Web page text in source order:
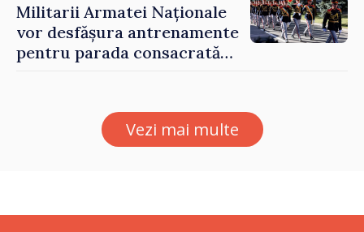
Militarii Armatei Naționale
vor desfășura antrenamente
pentru parada consacrată
Vezi mai multe